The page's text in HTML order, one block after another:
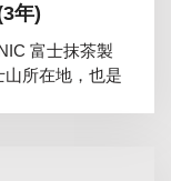
年)
富士抹茶製
所在地，也是